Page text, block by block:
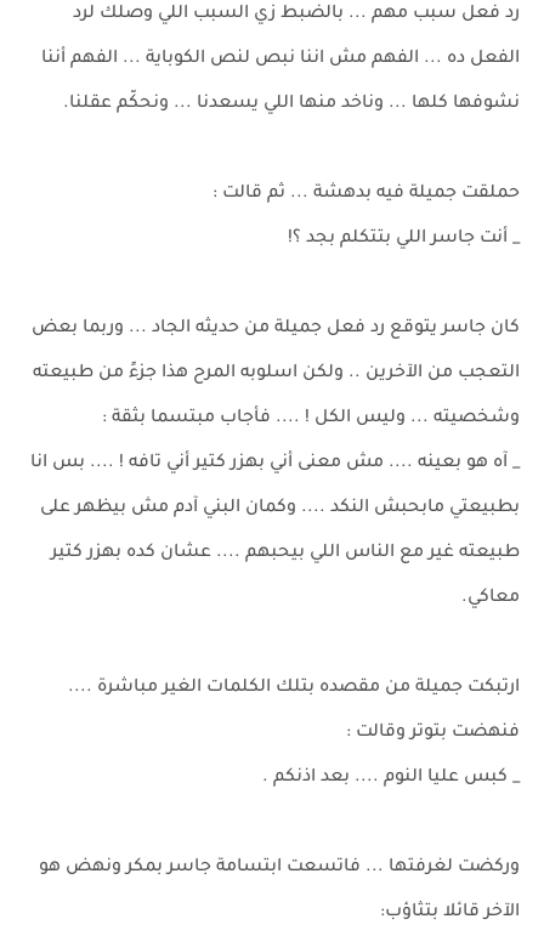
رد فعل سبب مهم ... بالضبط زي السبب اللي وصلك لرد
الفعل ده ... الفهم مش اننا نبص لنص الكوباية ... الفهم أننا
نشوفها كلها ... وناخد منها اللي يسعدنا ... ونحكّم عقلنا.
حملقت جميلة فيه بدهشة ... ثم قالت :
_ أنت جاسر اللي بتتكلم بجد ؟!
كان جاسر يتوقع رد فعل جميلة من حديثه الجاد ... وربما بعض
التعجب من الآخرين .. ولكن اسلوبه المرح هذا جزءً من طبيعته
وشخصيته ... وليس الكل ! .... فأجاب مبتسما بثقة :
_ آه هو بعينه .... مش معنى أني بهزر كتير أني تافه ! .... بس انا
بطبيعتي مابحبش النكد .... وكمان البني آدم مش بيظهر على
طبيعته غير مع الناس اللي بيحبهم .... عشان كده بهزر كتير
معاكي.
ارتبكت جميلة من مقصده بتلك الكلمات الغير مباشرة ....
فنهضت بتوتر وقالت :
_ كبس عليا النوم .... بعد اذنكم .
وركضت لغرفتها ... فاتسعت ابتسامة جاسر بمكر ونهض هو
الآخر قائلا بتثاؤب: